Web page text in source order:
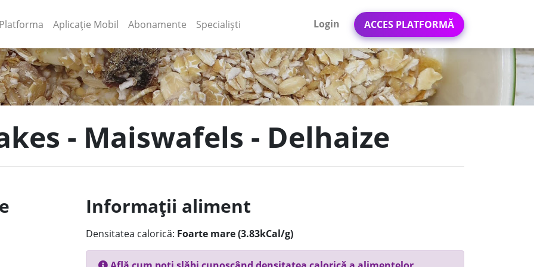
(current)
Aplicație Mobil (current)
Abonamente Specialiști Login ACCES PLATFORMĂ
- Maiswafels - Delhaize
Informații aliment
Densitatea calorică: Foarte mare (3.83kCal/g)